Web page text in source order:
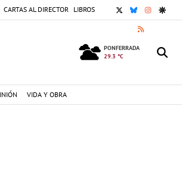
CARTAS AL DIRECTOR LIBROS X BLUESKY
RSS
PONFERRADA
29.3 °C
VIDA Y OBRA